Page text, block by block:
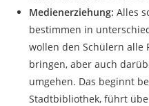
Medienerziehung: Alles
bestimmen in
wollen den Schülern alle
bringen, aber auch
umgehen. Das beginnt
Stadtbibliothek, führt